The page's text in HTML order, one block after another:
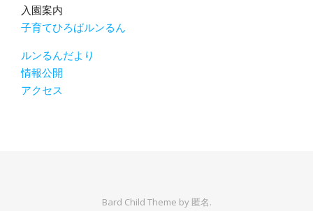
入園案内
子育てひろばルンるん
ルンるんだより
情報公開
アクセス
Bard Child Theme by 匿名.